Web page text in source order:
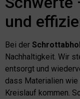
und
Bei der
Nachhaltigkeit. Wir
entsorgt und
dass Materialien
Kreislauf kommen.